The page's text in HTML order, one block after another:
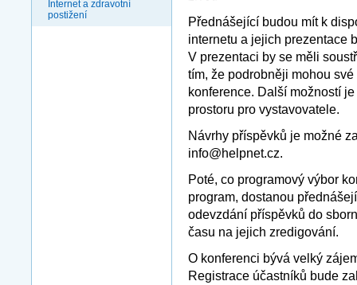
Internet a zdravotní
postižení
Přednášející budou mít k
internetu a jejich prezentace
V prezentaci by se měli
tím, že podrobněji mohou
konference. Další možností
prostoru pro vystavovatele.
Návrhy příspěvků je možné
info@helpnet.cz.
Poté, co programový výbor
program, dostanou
odevzdání příspěvků do
času na jejich zredigování.
O konferenci bývá velký
Registrace účastníků bude